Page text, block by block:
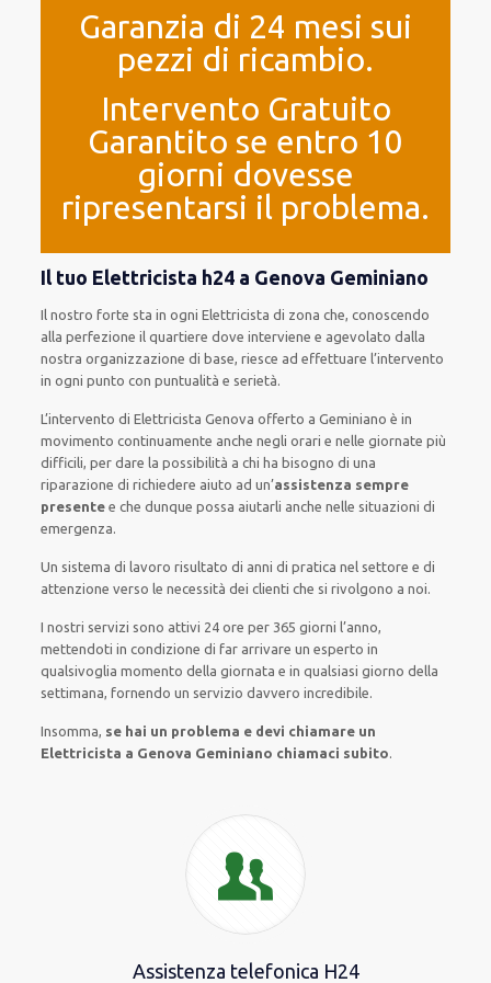
Garanzia di 24 mesi sui
pezzi di ricambio.
Intervento Gratuito
Garantito se entro 10
giorni dovesse
ripresentarsi il problema.
Il tuo Elettricista h24 a Genova Geminiano
Il nostro forte sta in ogni Elettricista di zona che, conoscendo
alla perfezione il quartiere dove interviene e agevolato dalla
nostra organizzazione di base, riesce ad effettuare l’intervento
in ogni punto con puntualità e serietà.
L’intervento di Elettricista Genovaofferto a Geminiano èin
movimento continuamente anchenegli orari e nelle giornate più
difficili, perdare la possibilità a chi ha bisogno di una
riparazione dirichiedere aiuto ad un’assistenza sempre
presente e chedunque possa aiutarli anchenelle situazioni di
emergenza.
Un sistema di lavoro risultato di anni di pratica nel settore e di
attenzione verso le necessitàdei clienti che si rivolgono a noi.
I nostri servizi sono attivi 24 oreper 365 giorni l’anno,
mettendoti in condizione di far arrivare unesperto in
qualsivoglia momento della giornata e inqualsiasi giorno della
settimana, fornendo un serviziodavvero incredibile.
Insomma, se hai un problema e devi chiamare un
Elettricista a Genova Geminiano chiamaci subito.
Assistenza telefonica H24